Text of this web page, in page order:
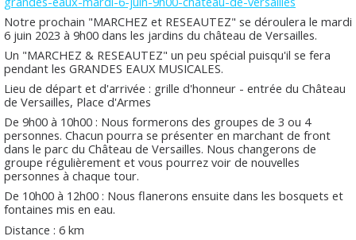
Notre prochain "MARCHEZ et RESEAUTEZ" se déroulera le mardi
6 juin 2023 à 9h00 dans les jardins du château de Versailles.
Un "MARCHEZ & RESEAUTEZ" un peu spécial puisqu'il se fera
pendant les GRANDES EAUX MUSICALES.
Lieu de départ et d'arrivée : grille d'honneur - entrée du Château
de Versailles, Place d'Armes
De 9h00 à 10h00 : Nous formerons des groupes de 3 ou 4
personnes. Chacun pourra se présenter en marchant de front
dans le parc du Château de Versailles. Nous changerons de
groupe régulièrement et vous pourrez voir de nouvelles
personnes à chaque tour.
De 10h00 à 12h00 : Nous flanerons ensuite dans les bosquets et
fontaines mis en eau.
Distance : 6 km